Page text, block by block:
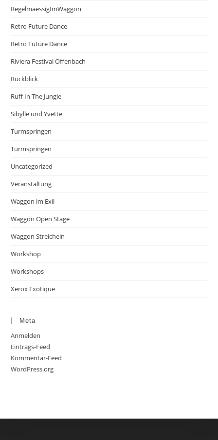
RegelmaessigImWaggon
Retro Future Dance
Retro Future Dance
Riviera Festival Offenbach
Rückblick
Ruff In The Jungle
Sibylle und Yvette
Turmspringen
Turmspringen
Uncategorized
Veranstaltung
Waggon im Exil
Waggon Open Stage
Waggon Streicheln
Workshop
Workshops
Xerox Exotique
Meta
Anmelden
Eintrags-Feed
Kommentar-Feed
WordPress.org